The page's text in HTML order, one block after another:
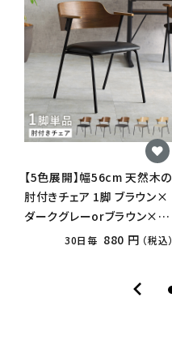
【5色展開】幅56cm 天然木の
肘付きチェア 1脚 ブラウン×
ダークグレーorブラウン×ブ
ラックorブラウン×ダークブ
30日毎 880 円 （税込）